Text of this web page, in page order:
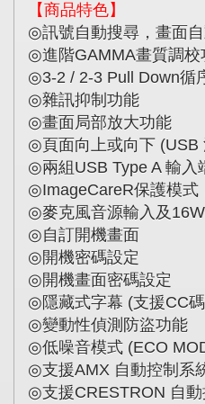
【商品特色】
◎訊號自動搜尋，畫面
◎進階GAMMA畫質調校
◎3-2 / 2-3 Pull Down循
◎雜訊抑制功能
◎畫面局部放大功能
◎頁面向上或向下 (USB
◎兩組USB Type A 輸入
◎ImageCareR保護模式
◎麥克風音源輸入及 16W
◎自訂開機畫面
◎開機密碼設定
◎開機畫面密碼設定
◎隱藏式字幕 (支援CC
◎變動性偵測防盜功能
◎低噪音模式 (ECO
◎支援AMX 自動控制系
◎支援CRESTRON 自